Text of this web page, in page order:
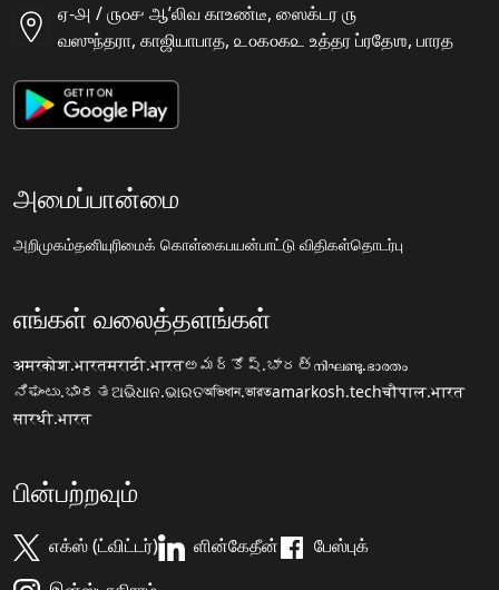
ஏ-௮ / ௫௦௪ ஆʼலிவ காஉண்டீ, ஸைக்டர ௫
வஸுந்தரா, காஜியாபாத, ௨௦௧௦௧௨ உத்தர ப்ரதேஶ, பாரத
அமைப்பான்மை
அறிமுகம்தனியுரிமைக் கொள்கைபயன்பாட்டு விதிகள்தொடர்பு
எங்கள் வலைத்தளங்கள்
अमरकोश.भारतमराठी.भारतఅమర్కోష్.భారత్നിഘണ്ടു.ഭാരതം
ನಿಘಂಟು.ಭಾರತଅଭିଧାନ.ଭାରତঅভিধান.ভারতamarkosh.techचौपाल.भारत
सारथी.भारत
பின்பற்றவும்
எக்ஸ் (ட்விட்டர்) ளின்கேதீன்
பேஸ்புக்